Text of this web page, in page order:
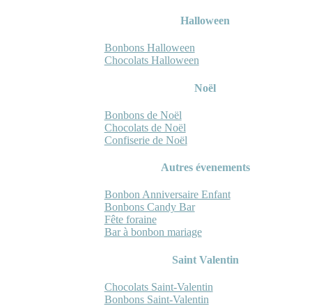
Halloween
Bonbons Halloween
Chocolats Halloween
Noël
Bonbons de Noël
Chocolats de Noël
Confiserie de Noël
Autres évenements
Bonbon Anniversaire Enfant
Bonbons Candy Bar
Fête foraine
Bar à bonbon mariage
Saint Valentin
Chocolats Saint-Valentin
Bonbons Saint-Valentin